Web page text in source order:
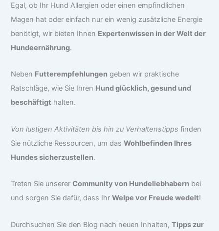
Egal, ob Ihr Hund Allergien oder einen empfindlichen
Magen hat oder einfach nur ein wenig zusätzliche Energie
benötigt, wir bieten Ihnen Expertenwissen in der Welt der
Hundeernährung.
Neben Futterempfehlungen geben wir praktische
Ratschläge, wie Sie Ihren Hund glücklich, gesund und
beschäftigt halten.
Von lustigen Aktivitäten bis hin zu Verhaltenstipps finden
Sie nützliche Ressourcen, um dasWohlbefinden Ihres
Hundes sicherzustellen.
Treten Sie unsererCommunity von Hundeliebhabern bei
und sorgen Sie dafür, dass IhrWelpe vor Freude wedelt!
Durchsuchen Sie den Blog nach neuen Inhalten,Tipps zur